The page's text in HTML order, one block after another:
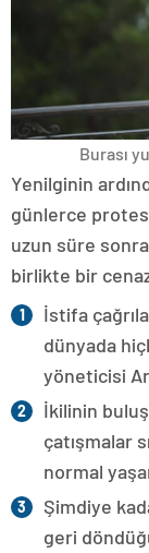
Burası
Yenilginin
günlerce
uzun süre
birlikte bir
İstifa
dünyada
yöneticisi
İkilinin
çatışmalar
normal
Şimdiye
geri